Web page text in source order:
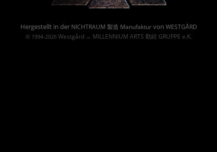
Hergestellt in der NICHTRAUM 製造 Manufakturvon WESTGÅRD
© 1994-2026 Westgård→ MILLENNIUM ARTS 勤続 GRUPPE e.K.